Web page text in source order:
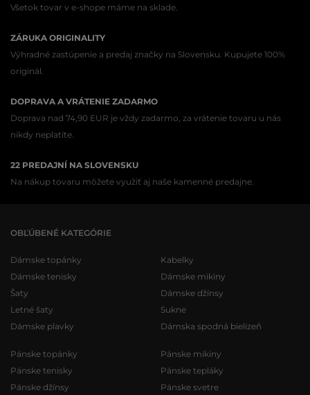
Všetok tovar v e-shope máme na sklade.
ZÁRUKA ORIGINALITY
Výhradné zastúpenie a predaj značky na Slovensku. Kupujete 100%
originál.
DOPRAVA A VRÁTENIE ZADARMO
Doprava nad 74,90 EUR je vždy zadarmo, za vrátenie tovaru u nás
nikdy neplatíte.
22 PREDAJNÍ NA SLOVENSKU
Na nákup tovaru môžete využiť aj naše kamenné predajne.
OBĽÚBENÉ KATEGÓRIE
Dámske topánky
Dámske tenisky
Šaty
Letné šaty
Dámske plavky
Kabelky
Dámske mikiny
Dámske džínsy
Sukne
Dámska spodná bielizeň
Pánske topánky
Pánske tenisky
Pánske džínsy
Pánske mikiny
Pánske tepláky
Pánske svetre